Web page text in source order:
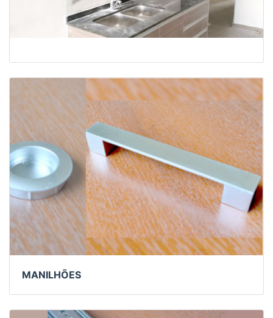
MANILHÕES